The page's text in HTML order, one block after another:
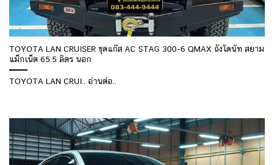
TOYOTA LAN CRUISER ชุดแก๊ส AC STAG 300-6 QMAX ถังโดนัท สยาม
แม็กเน็ต 65.5 ลิตร นอก
TOYOTA LAN CRUI.. อ่านต่อ..